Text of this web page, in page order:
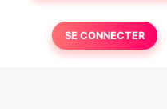
SE CONNECTER